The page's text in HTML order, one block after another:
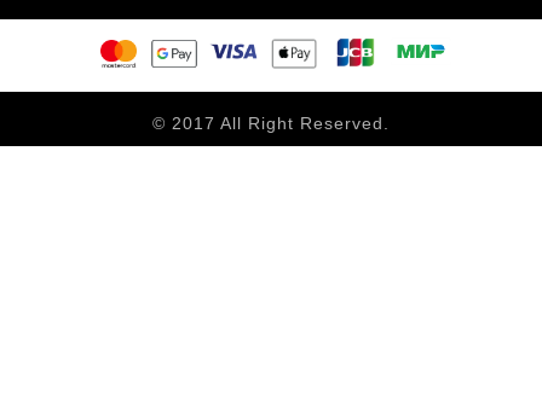
© 2017 All Right Reserved.